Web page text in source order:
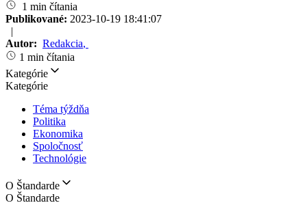
1 min čítania
Publikované: 2023-10-19 18:41:07
|
Autor: Redakcia,
1 min čítania
Kategórie
Kategórie
Téma týždňa
Politika
Ekonomika
Spoločnosť
Technológie
O Štandarde
O Štandarde